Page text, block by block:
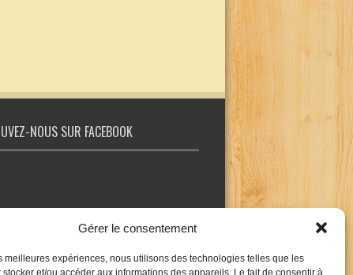
Gérer le consentement
meilleures expériences, nous utilisons des technologies telles que les
et/ou accéder aux informations des appareils. Le fait de consentir à
NOUS SUR FACEBOOK